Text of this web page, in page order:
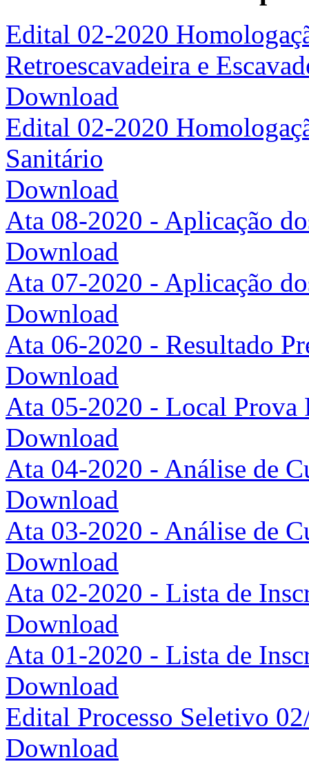
Edital 02-2020
Retroescavadeira e
Download
Edital 02-2020
Sanitário
Download
Ata 08-2020 - Aplicação
Download
Ata 07-2020 - Aplicação
Download
Ata 06-2020 - Resultado
Download
Ata 05-2020 - Local Prova
Download
Ata 04-2020 - Análise de
Download
Ata 03-2020 - Análise de
Download
Ata 02-2020 - Lista de
Download
Ata 01-2020 - Lista de
Download
Edital Processo Seletivo
Download